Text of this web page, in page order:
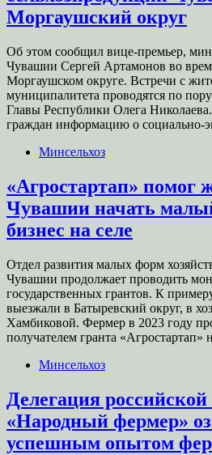
Моргаушский округ
Об этом сообщил вице-премьер,
Чувашии Сергей Артамонов во
Моргаушском округе. Встречи с
муниципалитета проводятся по
Главы Республики Олега Николаева.
граждан информацию о социально-
Минсельхоз
«Агростартап» помог
Чувашии начать
бизнес на селе
Отдел развития малых форм
Чувашии продолжает проводить
государственных грантов. К
выезжали в Батыревский округ, в
Хамбиковой. Фермер в 2023 году
получателем гранта
Минсельхоз
Делегация
«Народный фермер»
успешным опытом